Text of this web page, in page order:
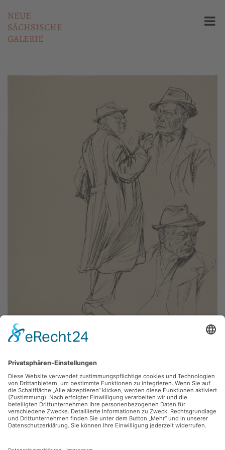
NEUE
SÄCHSISCHE
GALERIE
Gerhard Klampäckel,o.T. (Studienblatt, Mann mit Hut, 3 Ansichten)
1949, Tusche, Inv.: B-08178
zurück